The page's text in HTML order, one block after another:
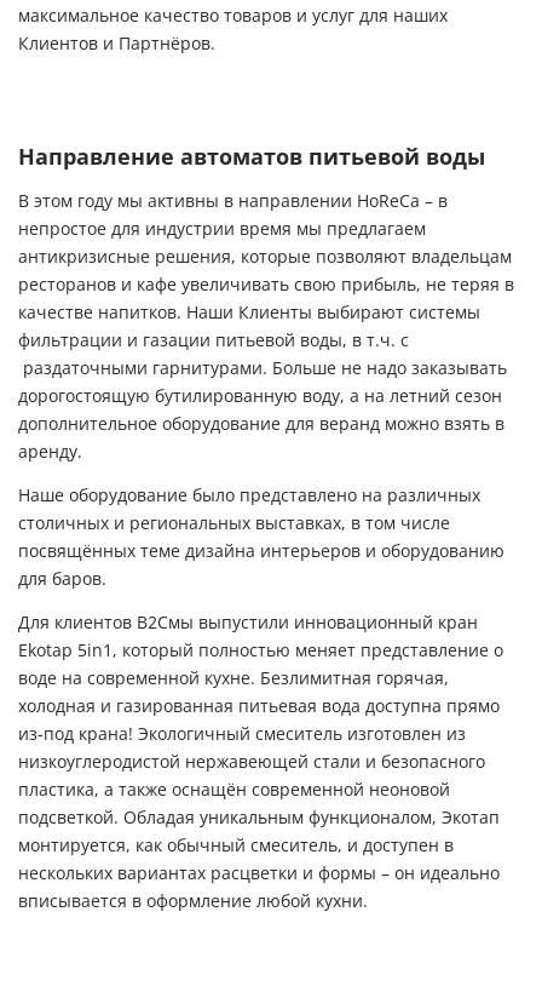
максимальное качество товаров и услуг для наших
Клиентов и Партнёров.
Направление автоматов питьевой воды
В этом году мы активны в направлении HoReCa – в
непростое для индустрии время мы предлагаем
антикризисные решения, которые позволяют владельцам
ресторанов и кафе увеличивать свою прибыль, не теряя в
качестве напитков. Наши Клиенты выбирают системы
фильтрации и газации питьевой воды, в т.ч. с
раздаточными гарнитурами. Больше не надо заказывать
дорогостоящую бутилированную воду, а на летний сезон
дополнительное оборудование для веранд можно взять в
аренду.
Наше оборудование было представлено на различных
столичных и региональных выставках, в том числе
посвящённых теме дизайна интерьеров и оборудованию
для баров.
Для клиентов B2Cмы выпустили инновационный кран
Ekotap 5in1, который полностью меняет представление о
воде на современной кухне. Безлимитная горячая,
холодная и газированная питьевая вода доступна прямо
из-под крана! Экологичный смеситель изготовлен из
низкоуглеродистой нержавеющей стали и безопасного
пластика, а также оснащён современной неоновой
подсветкой. Обладая уникальным функционалом, Экотап
монтируется, как обычный смеситель, и доступен в
нескольких вариантах расцветки и формы – он идеально
вписывается в оформление любой кухни.